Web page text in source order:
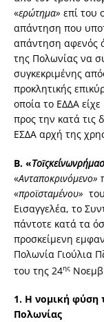
«ερώτημα» επί του
απάντηση που
απάντηση αφενός
της Πολωνίας να
συγκεκριμένης
προκλητικής
οποία το ΕΔΔΑ
προς την κατά τις
ΕΣΔΑ αρχή της
Β. «Τοῖςκείνων
«Ανταποκρινόμενο»
«προϊσταμένου»
Εισαγγελέα, το
πάντοτε κατά τα
προσκείμενη
Πολωνία Γιούλια
του της 24ης
1. Η νομική φύση
Πολωνίας